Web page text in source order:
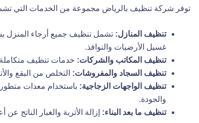
توفر شركة تنظيف بالرياض مجموعة من الخدمات التي
تنظيف المنازل: تشمل تنظيف جميع أرجاء المنزل
غسيل الأرضيات والنوافذ.
تنظيف المكاتب والشركات: خدمات تنظيف متكاملة
تنظيف السجاد والمفروشات: التخلص من البقع
تنظيف الواجهات الزجاجية: باستخدام معدات
والجودة.
تنظيف ما بعد البناء: إزالة الأتربة والغبار الناتج عن